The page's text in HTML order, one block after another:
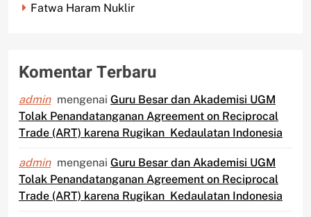
Fatwa Haram Nuklir
Komentar Terbaru
admin mengenai Guru Besar dan Akademisi UGM
Tolak Penandatanganan Agreement on Reciprocal
Trade (ART) karena Rugikan Kedaulatan Indonesia
admin mengenai Guru Besar dan Akademisi UGM
Tolak Penandatanganan Agreement on Reciprocal
Trade (ART) karena Rugikan Kedaulatan Indonesia